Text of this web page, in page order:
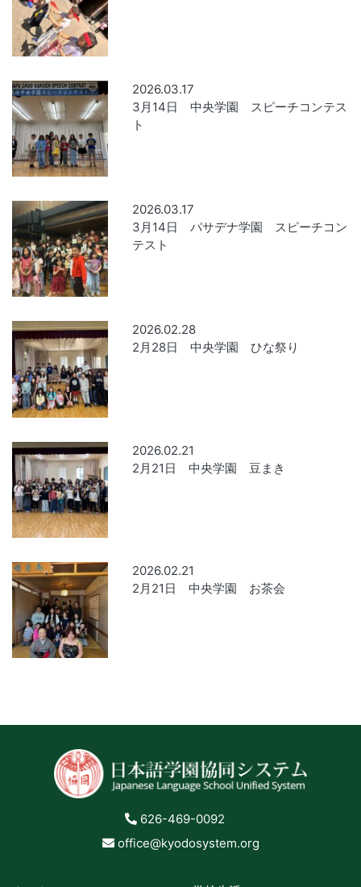
2026.03.17
3月14日 中央学園 スピーチコンテス
ト
2026.03.17
3月14日 パサデナ学園 スピーチコン
テスト
2026.02.28
2月28日 中央学園 ひな祭り
2026.02.21
2月21日 中央学園 豆まき
2026.02.21
2月21日 中央学園 お茶会
626-469-0092
office@kyodosystem.org